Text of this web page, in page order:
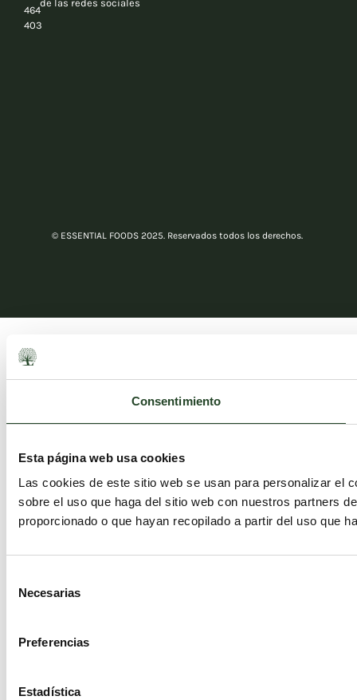
Consentimiento
Esta página web usa cookies
Las cookies de este sitio web se usan para personalizar el
sobre el uso que haga del sitio web con nuestros partners
proporcionado o que hayan recopilado a partir del uso que
Necesarias
Preferencias
Estadística
403